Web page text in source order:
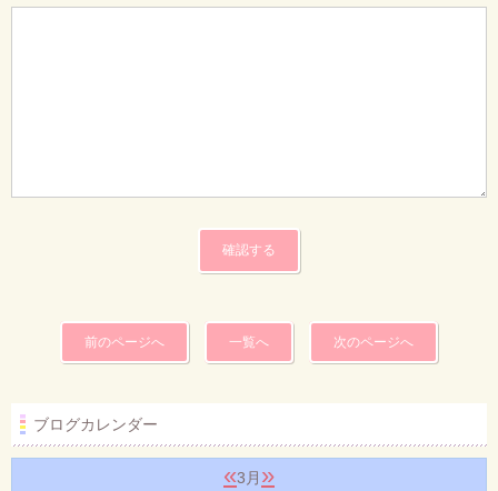
前のページへ 一覧へ 次のページへ
ブログカレンダー
«3月 »